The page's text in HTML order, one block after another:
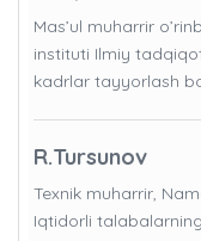
Mas’ul muharrir
instituti Ilmiy
kadrlar tayyorlash
R.Tursunov
Texnik muharrir,
Iqtidorli